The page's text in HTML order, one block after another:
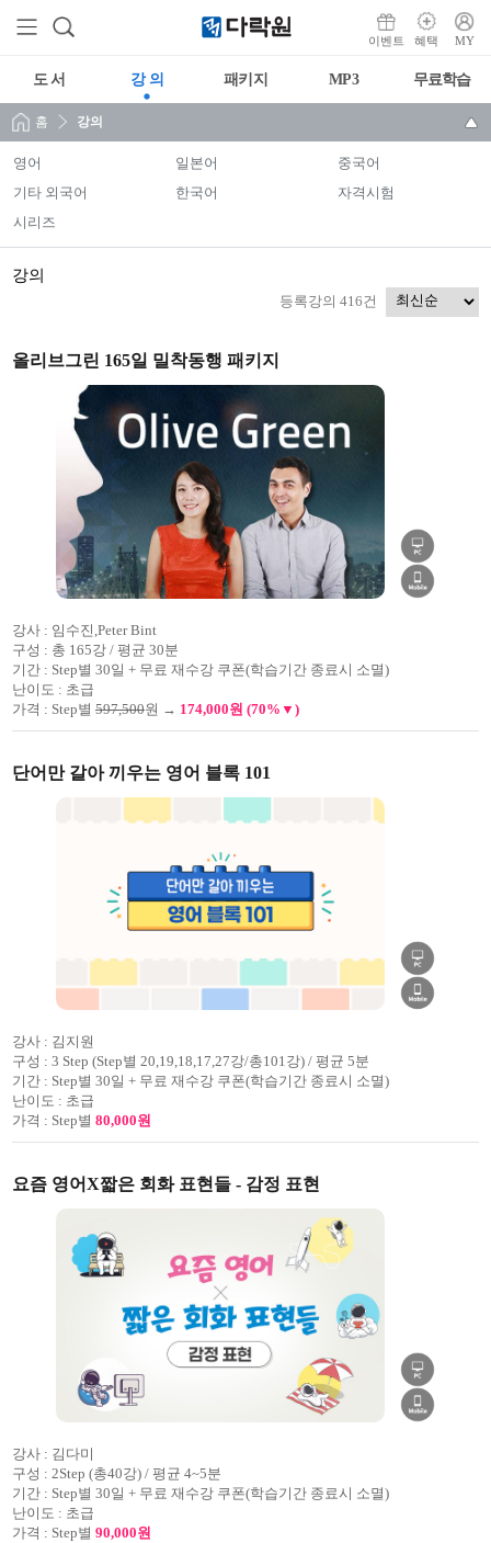
이벤트 혜택 MY
도 서 강 의 패키지 MP3 무료학습
홈 강의
영어 일본어
중국어
기타 외국어
한국어
자격시험
시리즈
강의
등록강의 416건
올리브그린 165일 밀착동행 패키지
강사 : 임수진,Peter Bint
구성 : 총 165강 / 평균 30분
기간 : Step별 30일 + 무료 재수강 쿠폰(학습기간 종료시 소멸)
난이도 : 초급
가격 : Step별 597,500원 → 174,000원 (70%▼)
단어만 갈아 끼우는 영어 블록 101
강사 : 김지원
구성 : 3 Step (Step별 20,19,18,17,27강/총101강) / 평균 5분
기간 : Step별 30일 + 무료 재수강 쿠폰(학습기간 종료시 소멸)
난이도 : 초급
가격 : Step별 80,000원
요즘 영어X짧은 회화 표현들 - 감정 표현
강사 : 김다미
구성 : 2Step (총40강) / 평균 4~5분
기간 : Step별 30일 + 무료 재수강 쿠폰(학습기간 종료시 소멸)
난이도 : 초급
가격 : Step별 90,000원